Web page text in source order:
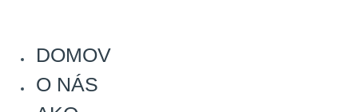
DOMOV
O NÁS